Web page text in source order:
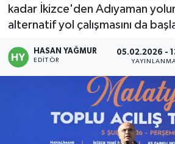
kadar İkizce'den Adıyaman
alternatif yol çalışmasını da
HASAN YAĞMUR
EDITÖR
05.02.2026 -
Magazin
Politika
Sağlık
Teknoloji
Haber Arşivi